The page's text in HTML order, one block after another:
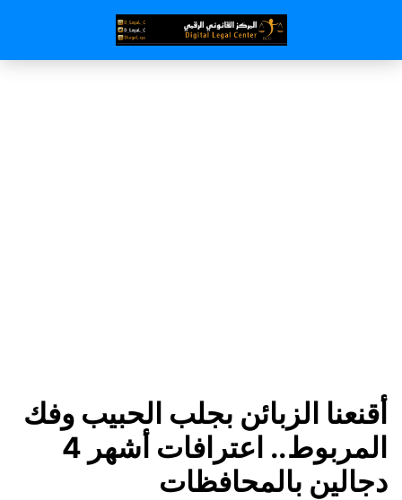
أقنعنا الزبائن بجلب الحبيب وفك
المربوط.. اعترافات أشهر 4
دجالين بالمحافظات